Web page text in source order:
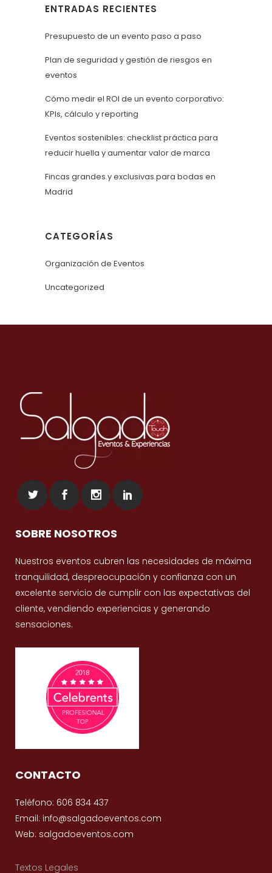
ENTRADAS RECIENTES
Presupuesto de un evento paso a paso
Plan de seguridad y gestión de riesgos en
eventos
Cómo medir el ROI de un evento corporativo:
KPIs, cálculo y reporting
Eventos sostenibles: checklist práctica para
reducir huella y aumentar valor de marca
Fincas grandes y exclusivas para bodas en
Madrid
CATEGORÍAS
Organización de Eventos
Uncategorized
SOBRE NOSOTROS
Nuestros eventos cubren las necesidades de máxima
tranquilidad, despreocupación y confianza con un
excelente servicio de cumplir con las expectativas del
cliente, vendiendo experiencias y generando
sensaciones.
CONTACTO
Teléfono: 606 834 437
Email: info@salgadoeventos.com
Web: salgadoeventos.com
Textos Legales